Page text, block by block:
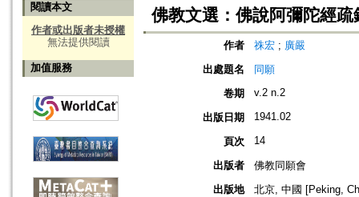
閱讀本文
作者或出版者未授權
無法提供閱讀
加值服務
佛教文選：佛說阿彌陀經疏
作者 祩宏 ; 廣嚴
出處題名
同願
卷期
v.2 n.2
出版日期 1941.02
頁次 14
出版者
佛教同願會
出版地
北京, 中國 [Peking,